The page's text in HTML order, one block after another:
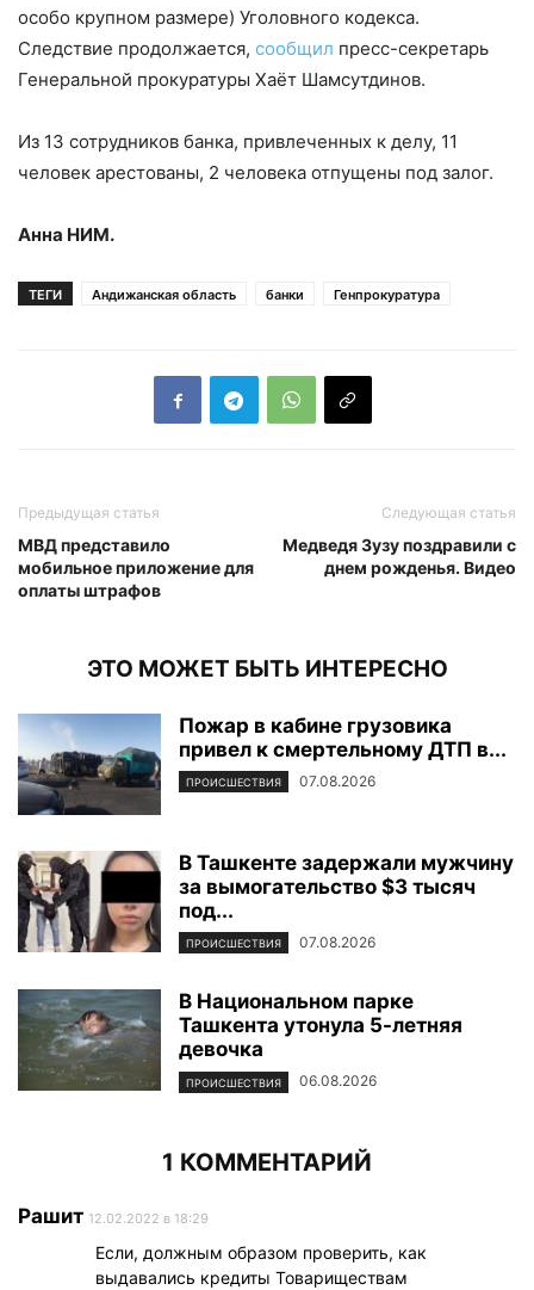
особо крупном размере) Уголовного кодекса.
Следствие продолжается, сообщил пресс-секретарь
Генеральной прокуратуры Хаёт Шамсутдинов.
Из 13 сотрудников банка, привлеченных к делу, 11
человек арестованы, 2 человека отпущены под залог.
Анна НИМ.
ТЕГИ Андижанская область банки Генпрокуратура
Предыдущая статья
МВД представило
мобильное приложение для
оплаты штрафов
Следующая статья
Медведя Зузу поздравили с
днем рожденья. Видео
ЭТО МОЖЕТ БЫТЬ ИНТЕРЕСНО
Пожар в кабине грузовика
привел к смертельному ДТП в...
ПРОИСШЕСТВИЯ 07.08.2026
В Ташкенте задержали мужчину
за вымогательство $3 тысяч
под...
ПРОИСШЕСТВИЯ 07.08.2026
В Национальном парке
Ташкента утонула 5-летняя
девочка
ПРОИСШЕСТВИЯ 06.08.2026
1 КОММЕНТАРИЙ
Рашит 12.02.2022 в 18:29
Если, должным образом проверить, как
выдавались кредиты Товариществам